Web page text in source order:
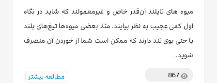
میوه های تایلند آن‌قدر خاص و غیرمعمولند که شاید در نگاه
اول کمی عجیب به نظر بیایند. مثلا بعضی میوه‌ها تیغ‌های بلند
یا حتی بوی تند دارند که ممکن است شما از خوردن آن منصرف
شوید.…
مطالعه بیشتر